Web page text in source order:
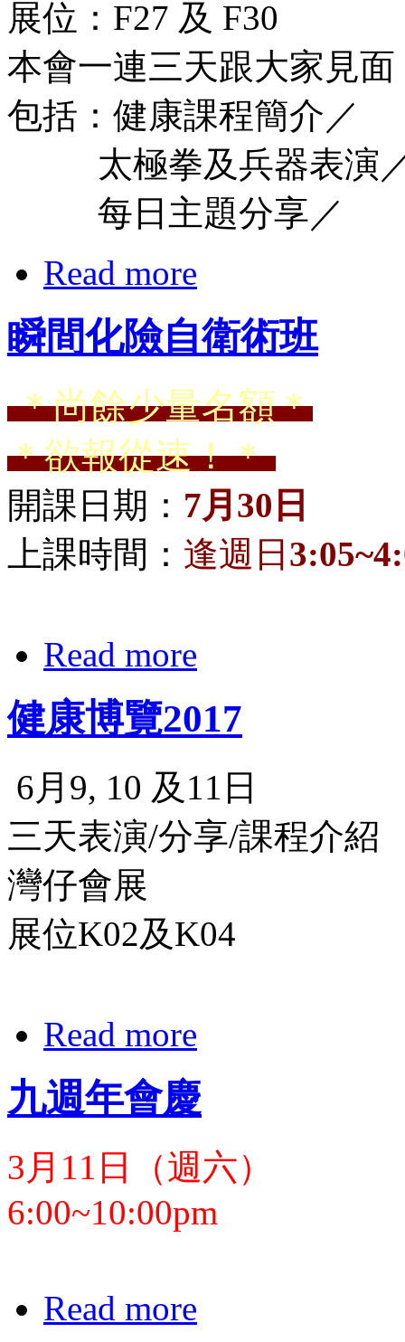
展位：F27 及 F30
本會一連三天跟大家見面
包括：健康課程簡介／
太極拳及兵器表演
每日主題分享／
Read more
瞬間化險自衛術班
＊尚餘少量名額＊
＊欲報從速！＊
開課日期： 7月30日
上課時間： 逢週日
Read more
健康博覽2017
6月9, 10 及11日
三天表演/分享/課程介紹
灣仔會展
展位K02及K04
Read more
九週年會慶
3月11日（週六）
6:00~10:00pm
Read more